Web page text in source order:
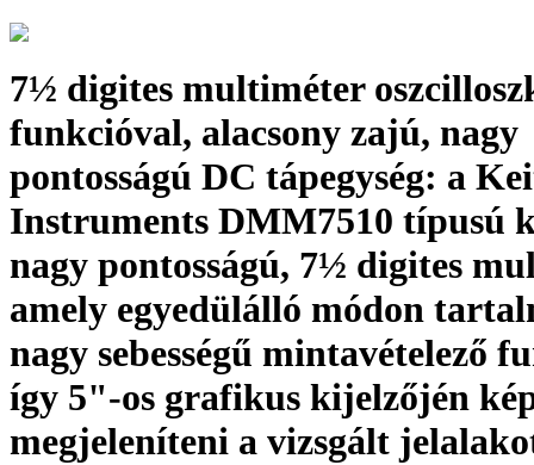
7½ digites multiméter
funkcióval, alacsony zajú, nagy
pontosságú DC tápegység: a
Instruments DMM7510 típusú
nagy pontosságú, 7½ digites
amely egyedülálló módon
nagy sebességű mintavételező
így 5"-os grafikus kijelzőjén
megjeleníteni a vizsgált